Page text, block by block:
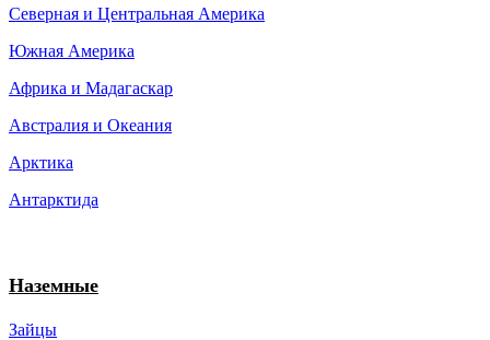
Северная и Центральная Америка
Южная Америка
Африка и Мадагаскар
Австралия и Океания
Арктика
Антарктида
Наземные
Зайцы